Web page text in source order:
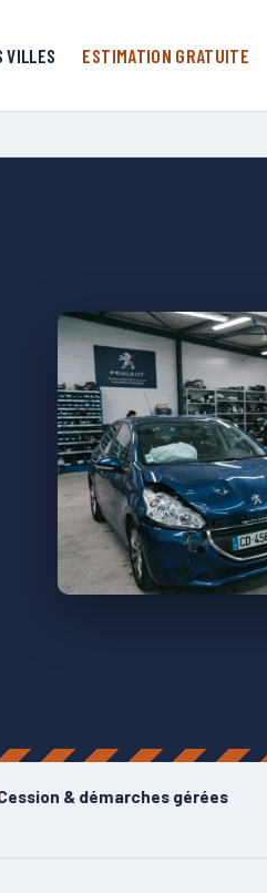
VILLES ESTIMATION GRATUITE
& démarches gérées